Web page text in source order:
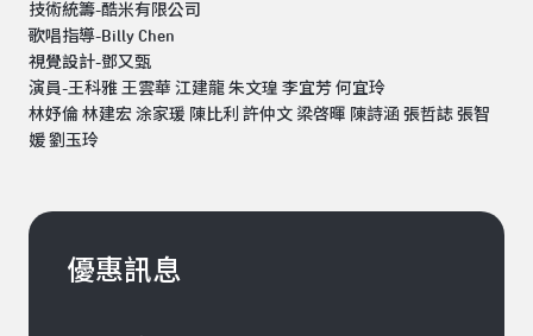
技術統籌-酷米有限公司
歌唱指導-Billy Chen
視覺設計-鄧又甄
演員-王科雅 王雲華 江建龍 朱文瑝 李宜芳 何宜玲
林妤倫 林建宏 涂家瑗 陳比利 許仲文 梁啓暉 陳詩涵 張哲誌 張智
媛 劉玉玲
優惠訊息